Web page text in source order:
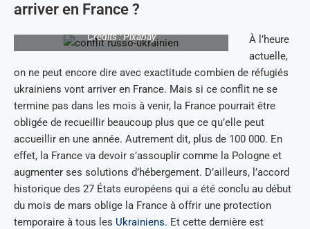
arriver en France ?
Crédits : Pixabay
À l’heure
actuelle,
on ne peut encore dire avec exactitude combien de réfugiés
ukrainiens vont arriver en France. Mais si ce conflit ne se
termine pas dans les mois à venir, la France pourrait être
obligée de recueillir beaucoup plus que ce qu’elle peut
accueillir en une année. Autrement dit, plus de 100 000. En
effet, la France va devoir s’assouplir comme la Pologne et
augmenter ses solutions d’hébergement. D’ailleurs, l’accord
historique des 27 États européens qui a été conclu au début
du mois de mars oblige la France à offrir une protection
temporaire à tous les Ukrainiens. Et cette dernière est